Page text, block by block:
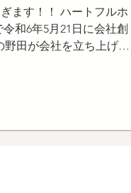
ます！！ ハートフルホ
和6年5月21日に会社創
田が会社を立ち上げた